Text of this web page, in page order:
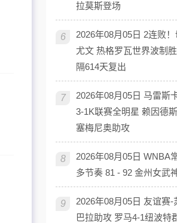
拉莫斯登场
6
2026年08月05日 2连败
尤文 热格罗瓦世界波制
隔614天复出
7
2026年08月05日 马雷斯
3-1K联赛全明星 赖因德
塞梅尼奥助攻
8
2026年08月05日 WNBA
多节奏 81 - 92 金州女武
9
2026年08月05日 友谊赛-
巴拉助攻 罗马4-1纽波特